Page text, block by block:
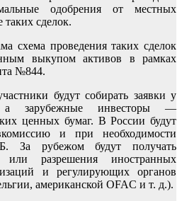
одобрения от местных
таких сделок.
схема проведения таких сделок
выкупом активов в рамках
№844.
будут собирать заявки у
а зарубежные инвесторы —
ценных бумаг. В России будут
и при необходимости
За рубежом будут получать
или разрешения иностранных
и регулирующих органов
американской OFAC и т. д.).